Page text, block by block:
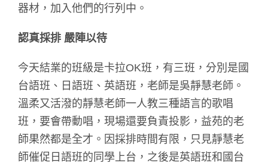
器材，加入他們的行列中。
認真採排 嚴陣以待
今天結業的班級是卡拉OK班，有三班，分別是國
台語班、日語班、英語班，老師是吳靜慧老師。
溫柔又活潑的靜慧老師一人教三種語言的歌唱
班，要會帶動唱，現場還要負責投影，益苑的老
師果然都是全才。因採排時間有限，只見靜慧老
師催促日語班的同學上台，之後是英語班和國台